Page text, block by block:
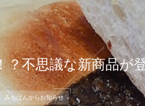
？不思議な新商品が
みちぱんからお知らせ